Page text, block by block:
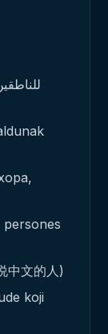
persones
中文的人)
koji